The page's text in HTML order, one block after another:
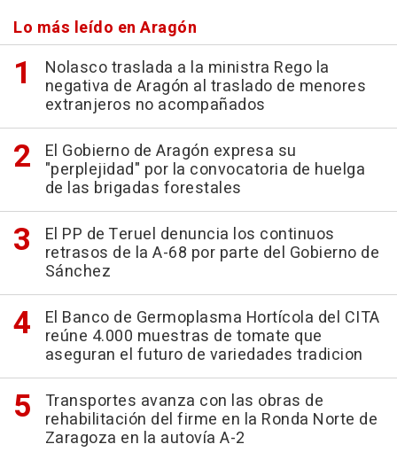
Lo más leído en Aragón
Nolasco traslada a la ministra Rego la
negativa de Aragón al traslado de menores
extranjeros no acompañados
El Gobierno de Aragón expresa su
"perplejidad" por la convocatoria de huelga
de las brigadas forestales
El PP de Teruel denuncia los continuos
retrasos de la A-68 por parte del Gobierno de
Sánchez
El Banco de Germoplasma Hortícola del CITA
reúne 4.000 muestras de tomate que
aseguran el futuro de variedades tradicion
Transportes avanza con las obras de
rehabilitación del firme en la Ronda Norte de
Zaragoza en la autovía A-2